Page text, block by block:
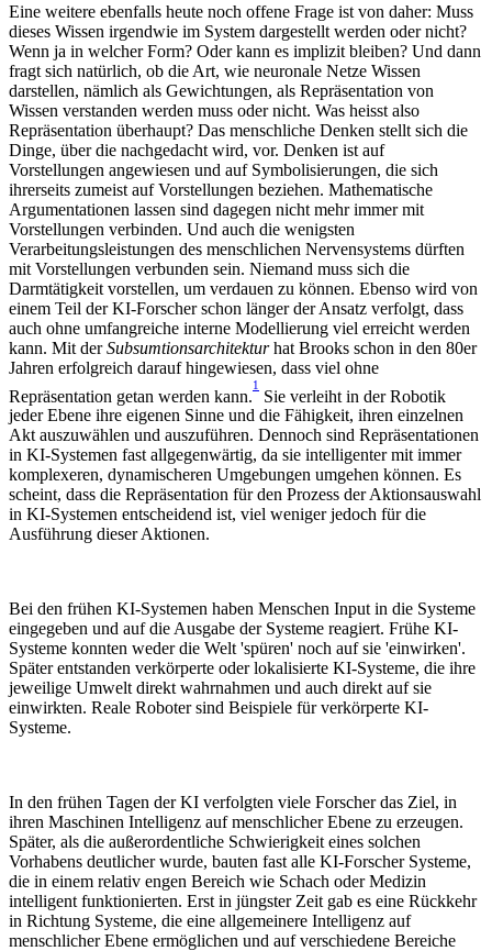
Eine weitere ebenfalls heute noch offene Frage ist von daher: Muss
dieses Wissen irgendwie im System dargestellt werden oder nicht?
Wenn ja in welcher Form? Oder kann es implizit bleiben? Und dann
fragt sich natürlich, ob die Art, wie neuronale Netze Wissen
darstellen, nämlich als Gewichtungen, als Repräsentation von
Wissen verstanden werden muss oder nicht. Was heisst also
Repräsentation überhaupt? Das menschliche Denken stellt sich die
Dinge, über die nachgedacht wird, vor. Denken ist auf
Vorstellungen angewiesen und auf Symbolisierungen, die sich
ihrerseits zumeist auf Vorstellungen beziehen. Mathematische
Argumentationen lassen sind dagegen nicht mehr immer mit
Vorstellungen verbinden. Und auch die wenigsten
Verarbeitungsleistungen des menschlichen Nervensystems dürften
mit Vorstellungen verbunden sein. Niemand muss sich die
Darmtätigkeit vorstellen, um verdauen zu können. Ebenso wird von
einem Teil der KI-Forscher schon länger der Ansatz verfolgt, dass
auch ohne umfangreiche interne Modellierung viel erreicht werden
kann. Mit derSubsumtionsarchitekturhat Brooks schon in den 80er
Jahren erfolgreich darauf hingewiesen, dass viel ohne
Repräsentation getan werden kann.
1
Sie verleiht in der Robotik
jeder Ebene ihre eigenen Sinne und die Fähigkeit, ihren einzelnen
Akt auszuwählen und auszuführen. Dennoch sind Repräsentationen
in KI-Systemen fast allgegenwärtig, da sie intelligenter mit immer
komplexeren, dynamischeren Umgebungen umgehen können. Es
scheint, dass die Repräsentation für den Prozess der Aktionsauswahl
in KI-Systemen entscheidend ist, viel weniger jedoch für die
Ausführung dieser Aktionen.
Bei den frühen KI-Systemen haben Menschen Input in die Systeme
eingegeben und auf die Ausgabe der Systeme reagiert. Frühe KI-
Systeme konnten weder die Welt 'spüren' noch auf sie 'einwirken'.
Später entstanden verkörperte oder lokalisierte KI-Systeme, die ihre
jeweilige Umwelt direkt wahrnahmen und auch direkt auf sie
einwirkten. Reale Roboter sind Beispiele für verkörperte KI-
Systeme.
In den frühen Tagen der KI verfolgten viele Forscher das Ziel, in
ihren Maschinen Intelligenz auf menschlicher Ebene zu erzeugen.
Später, als die außerordentliche Schwierigkeit eines solchen
Vorhabens deutlicher wurde, bauten fast alle KI-Forscher Systeme,
die in einem relativ engen Bereich wie Schach oder Medizin
intelligent funktionierten. Erst in jüngster Zeit gab es eine Rückkehr
in Richtung Systeme, die eine allgemeinere Intelligenz auf
menschlicher Ebene ermöglichen und auf verschiedene Bereiche